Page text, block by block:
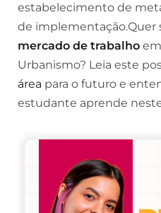
estabelecimento de
de implementação.Quer
mercado de trabalho
Urbanismo? Leia este
área para o futuro e
estudante aprende